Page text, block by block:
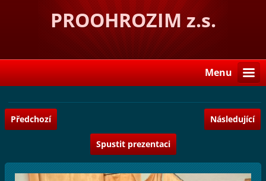
PROOHROZIM z.s.
Menu
Předchozí Následující
Spustit prezentaci